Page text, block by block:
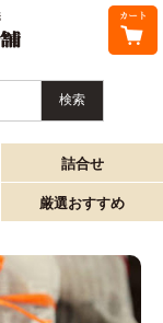
詰合せ
厳選おすすめ